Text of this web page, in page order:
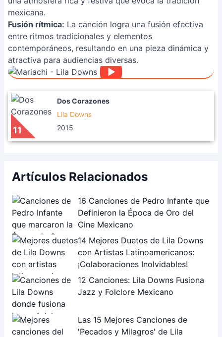
mexicana.
Fusión rítmica: La canción logra una fusión efectiva
entre ritmos tradicionales y elementos
contemporáneos, resultando en una pieza dinámica y
atractiva para audiencias diversas.
11
Dos Corazones
Lila Downs
2015
Artículos Relacionados
16 Canciones de Pedro Infante que
Definieron la Época de Oro del
Cine Mexicano
14 Mejores Duetos de Lila Downs
con Artistas Latinoamericanos:
¡Colaboraciones Inolvidables!
12 Canciones: Lila Downs Fusiona
Jazz y Folclore Mexicano
Las 15 Mejores Canciones de
'Pecados y Milagros' de Lila